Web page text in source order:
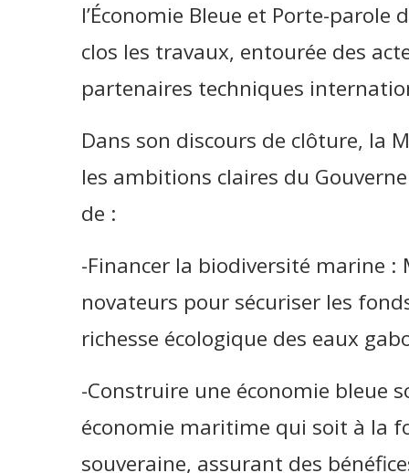
l’Économie Bleue et Porte-
clos les travaux, entourée des
partenaires techniques
Dans son discours de clôture, la
les ambitions claires du
de :
-Financer la biodiversité marine :
novateurs pour sécuriser les
richesse écologique des eaux
-Construire une économie bleue
économie maritime qui soit à la
souveraine, assurant des